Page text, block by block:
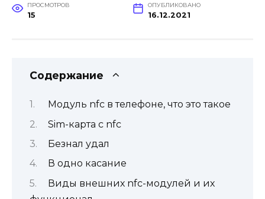
ПРОСМОТРОВ
15
ОПУБЛИКОВАНО
16.12.2021
Содержание
Модуль nfc в телефоне, что это такое
Sim-карта с nfc
Безнал удал
В одно касание
Виды внешних nfc-модулей и их